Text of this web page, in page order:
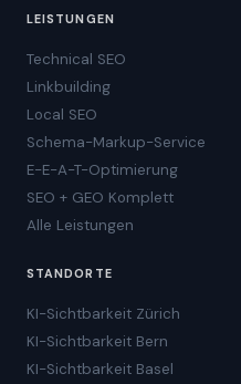
LEISTUNGEN
Technical SEO
Linkbuilding
Local SEO
Schema-Markup-Service
E-E-A-T-Optimierung
SEO + GEO Komplett
Alle Leistungen
STANDORTE
KI-Sichtbarkeit Zürich
KI-Sichtbarkeit Bern
KI-Sichtbarkeit Basel